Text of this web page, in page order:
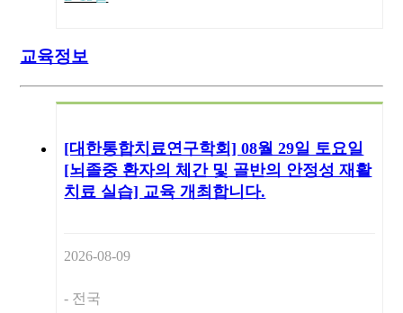
교육정보
[대한통합치료연구학회] 08월 29일 토요일
[뇌졸중 환자의 체간 및 골반의 안정성 재활
치료 실습] 교육 개최합니다.
2026-08-09
- 전국